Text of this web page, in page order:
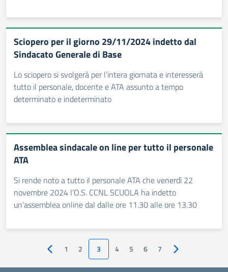
Sciopero per il giorno 29/11/2024 indetto dal
Sindacato Generale di Base
Lo sciopero si svolgerà per l’intera giornata e interesserà
tutto il personale, docente e ATA assunto a tempo
determinato e indeterminato
Assemblea sindacale on line per tutto il personale
ATA
Si rende noto a tutto il personale ATA che venerdì 22
novembre 2024 l’O.S. CCNL SCUOLA ha indetto
un’assemblea online dal dalle ore 11.30 alle ore 13.30
Pagina precedente
1 2 3 4 5 6 7 Pagina